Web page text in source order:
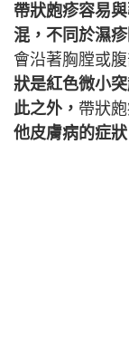
帶狀皰疹容易
混，不同於濕
會沿著胸膛或
狀是紅色微小
此之外， 帶狀
他皮膚病的症狀